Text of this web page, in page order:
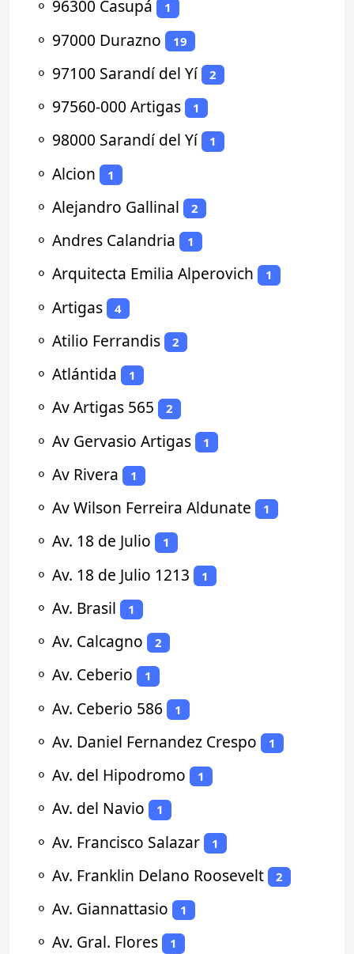
⚬ 96300 Casupá 1
⚬ 97000 Durazno 19
⚬ 97100 Sarandí del Yí 2
⚬ 97560-000 Artigas 1
⚬ 98000 Sarandí del Yí 1
⚬ Alcion 1
⚬ Alejandro Gallinal 2
⚬ Andres Calandria 1
⚬ Arquitecta Emilia Alperovich 1
⚬ Artigas 4
⚬ Atilio Ferrandis 2
⚬ Atlántida 1
⚬ Av Artigas 565 2
⚬ Av Gervasio Artigas 1
⚬ Av Rivera 1
⚬ Av Wilson Ferreira Aldunate 1
⚬ Av. 18 de Julio 1
⚬ Av. 18 de Julio 1213 1
⚬ Av. Brasil 1
⚬ Av. Calcagno 2
⚬ Av. Ceberio 1
⚬ Av. Ceberio 586 1
⚬ Av. Daniel Fernandez Crespo 1
⚬ Av. del Hipodromo 1
⚬ Av. del Navio 1
⚬ Av. Francisco Salazar 1
⚬ Av. Franklin Delano Roosevelt 2
⚬ Av. Giannattasio 1
⚬ Av. Gral. Flores 1